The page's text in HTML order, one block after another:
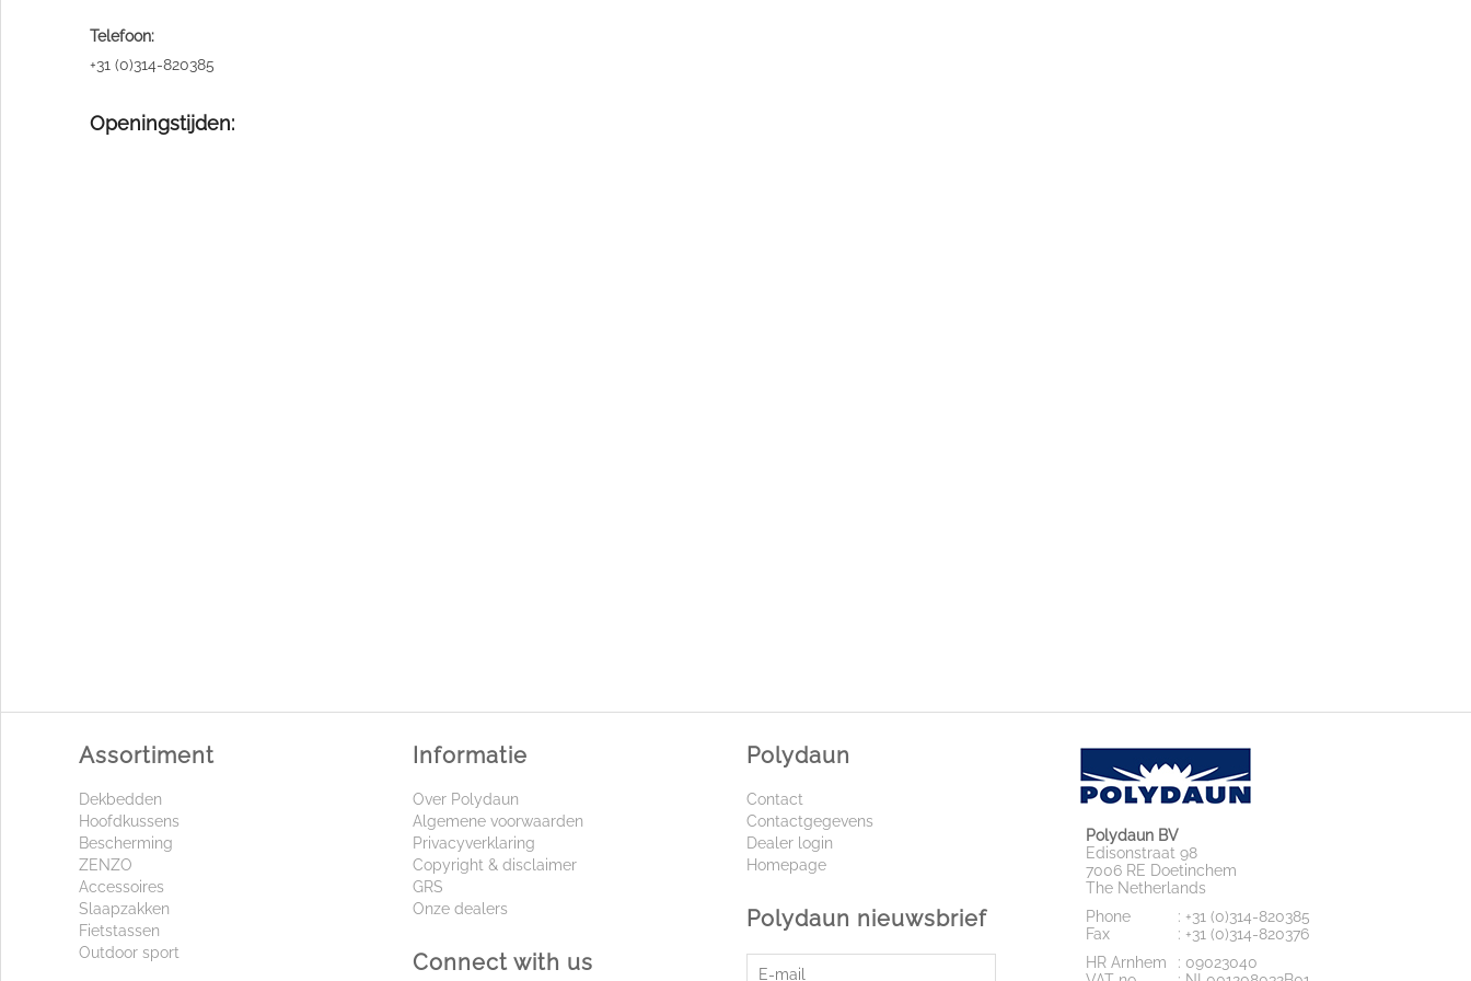
Telefoon:
+31 (0)314-820385
Openingstijden:
Assortiment
Dekbedden
Hoofdkussens
Bescherming
ZENZO
Accessoires
Slaapzakken
Fietstassen
Outdoor sport
Informatie
Over Polydaun
Algemene voorwaarden
Privacyverklaring
Copyright & disclaimer
GRS
Onze dealers
Connect with us
Polydaun
Contact
Contactgegevens
Dealer login
Homepage
Polydaun nieuwsbrief
Polydaun BV
Edisonstraat 98
7006 RE Doetinchem
The Netherlands
Phone
Fax
: +31 (0)314-820385
: +31 (0)314-820376
HR Arnhem
: 09023040